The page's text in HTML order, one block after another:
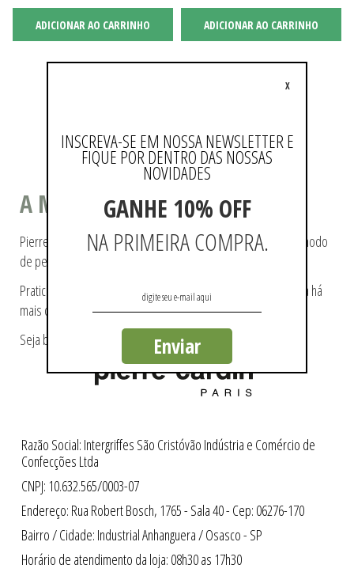
ADICIONAR AO CARRINHO ADICIONAR AO CARRINHO
A MODA COMO ESTILO DE VIDA
Pierre Cardin ajudou a tecer a história da moda, pioneiro no modo
de pensá-la e de reproduzi-la.
Praticidade e modernidade fazem parte da essência da marca há
mais de 60 anos.
Seja bem-vindo a loja oficial Pierre Cardin no Brasil.
Razão Social: Intergriffes São Cristóvão Indústria e Comércio de
Confecções Ltda
CNPJ: 10.632.565/0003-07
Endereço: Rua Robert Bosch, 1765 - Sala 40 - Cep: 06276-170
Bairro / Cidade: Industrial Anhanguera / Osasco - SP
Horário de atendimento da loja: 08h30 as 17h30
INSCREVA-SE EM NOSSA NEWSLETTER E
FIQUE POR DENTRO DAS NOSSAS
NOVIDADES
GANHE 10% OFF
NA PRIMEIRA COMPRA.
Enviar
X